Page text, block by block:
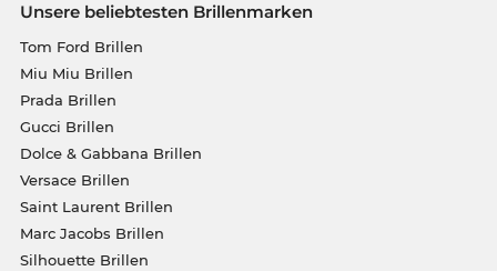
Unsere beliebtesten Brillenmarken
Tom Ford Brillen
Miu Miu Brillen
Prada Brillen
Gucci Brillen
Dolce & Gabbana Brillen
Versace Brillen
Saint Laurent Brillen
Marc Jacobs Brillen
Silhouette Brillen